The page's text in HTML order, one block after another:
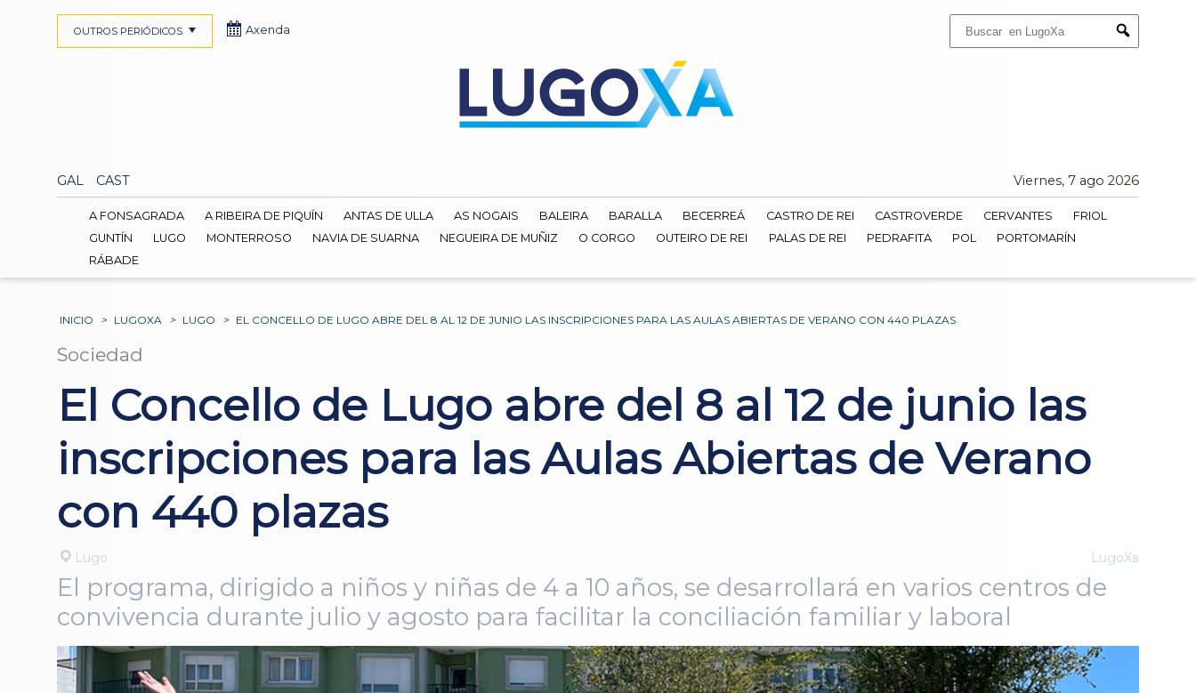
Submit
GAL CAST Viernes, 7 ago 2026
OUTROS PERIÓDICOS Axenda
A FONSAGRADA A RIBEIRA DE PIQUÍN ANTAS DE ULLA AS NOGAIS BALEIRA BARALLA BECERREÁ CASTRO DE REI CASTROVERDE CERVANTES
FRIOL
GUNTÍN
LUGO MONTERROSO NAVIA DE SUARNA NEGUEIRA DE MUÑIZ O CORGO OUTEIRO DE REI PALAS DE REI PEDRAFITA POL
PORTOMARÍN
RÁBADE
INICIO > LUGOXA > LUGO > EL CONCELLO DE LUGO ABRE DEL 8 AL 12 DE JUNIO LAS INSCRIPCIONES PARA LAS AULAS ABIERTAS DE VERANO CON 440 PLAZAS
Sociedad
El Concello de Lugo abre del 8 al 12 de junio las
inscripciones para las Aulas Abiertas de Verano
con 440 plazas
Lugo LugoXa
El programa, dirigido a niños y niñas de 4 a 10 años, se desarrollará en varios centros de
convivencia durante julio y agosto para facilitar la conciliación familiar y laboral